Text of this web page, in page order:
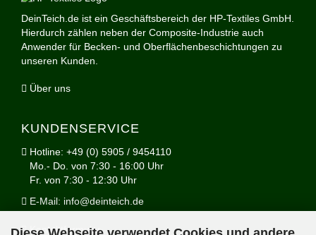
DeinTeich.de ist ein Geschäftsbereich der HP-Textiles GmbH.
Hierdurch zählen neben der Composite-Industrie auch
Anwender für Becken- und Oberflächenbeschichtungen zu
unseren Kunden.
Über uns
KUNDENSERVICE
Hotline: +49 (0) 5905 / 9454110
Mo.- Do. von 7:30 - 16:00 Uhr
Fr. von 7:30 - 12:30 Uhr
E-Mail: info@deinteich.de
Kontaktformular